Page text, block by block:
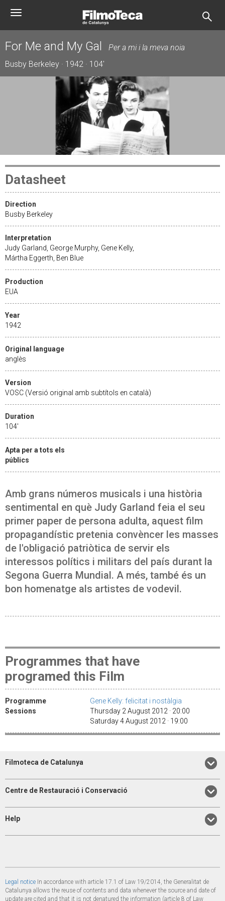
Toggle
For Me and My Gal
Per a mi i la meva noia
Busby Berkeley · 1942 · 104'
Datasheet
Direction
Busby Berkeley
Interpretation
Judy Garland, George Murphy, Gene Kelly,
Mártha Eggerth, Ben Blue
Production
EUA
Year
1942
Original language
anglès
Version
VOSC (Versió original amb subtítols en català)
Duration
104'
Apta per a tots els
públics
Amb grans números musicals i una història
sentimental en què Judy Garland feia el seu
primer paper de persona adulta, aquest film
propagandístic pretenia convèncer les masses
de l'obligació patriòtica de servir els
interessos polítics i militars del país durant la
Segona Guerra Mundial. A més, també és un
bon homenatge als artistes de vodevil.
Programmes that have
programed this Film
Programme
Gene Kelly: felicitat i nostàlgia
Sessions
Thursday 2 August 2012 · 20:00
Saturday 4 August 2012 · 19:00
Filmoteca de Catalunya
Centre de Restauració i Conservació
Help
Legal notice In accordance with article 17.1 of Law 19/2014, the Generalitat de
Catalunya allows the reuse of contents and data whenever the source and date of
update are cited and that it is not denatured the information (article 8 of Law